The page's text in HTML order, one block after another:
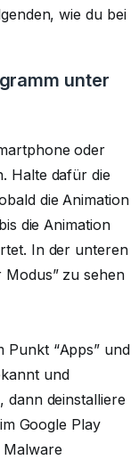
wie du bei
unter
oder
Halte dafür die
die Animation
die Animation
In der unteren
Modus” zu sehen
Punkt “Apps” und
und
dann deinstalliere
Google Play